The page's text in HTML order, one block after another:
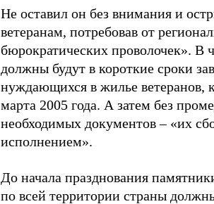
Не оставил он без внимания и
ветеранам, потребовав от
бюрократических проволочек». В
должны будут в короткие сроки
нуждающихся в жилье ветеранов,
марта 2005 года. А затем без
необходимых документов – «их
исполнением».
До начала празднования
по всей территории страны